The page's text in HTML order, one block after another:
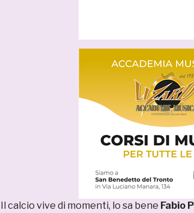
Il calcio vive di momenti, lo sa bene Fabio